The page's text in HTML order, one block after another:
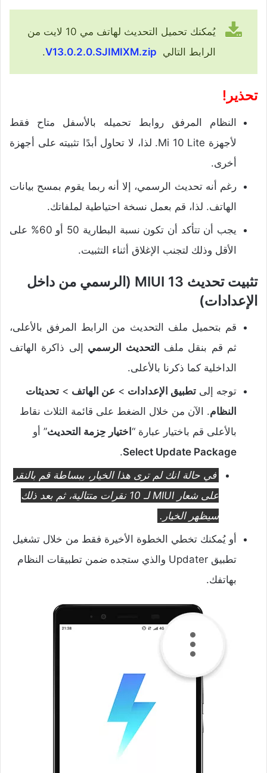
يُمكنك تحميل التحديث لهاتف مي 10 لايت من
الرابط التالي V13.0.2.0.SJIMIXM.zip
.
تحذير!
النظام المرفق روابط تحميله بالأسفل متاح فقط
لأجهزة Mi 10 Lite. لذا، لا تحاول أبدًا تثبيته على أجهزة
أخرى.
رغم أنه تحديث الرسمي، إلا أنه ربما يقوم بمسح بيانات
الهاتف. لذا، قم بعمل نسخة احتياطية لملفاتك.
يجب أن تتأكد أن تكون نسبة البطارية 50 أو 60% على
الأقل وذلك لتجنب الإغلاق أثناء التثبيت.
تثبيت تحديث MIUI 13 (الرسمي من داخل
الإعدادات)
قم بتحميل ملف التحديث من الرابط المرفق بالأعلى،
ثم قم بنقل ملف
التحديث الرسمي إلى ذاكرة الهاتف
الداخلية كما ذكرنا بالأعلى.
توجه إلى تطبيق الإعدادات > عن الهاتف > تحديثات
النظام. الآن من خلال الضغط على قائمة الثلاث نقاط
بالأعلى قم باختيار عبارة “ اختيار حِزمة التحديث” أو
Select Update Package
.
في حالة انك لم ترى هذا الخيار، ببساطة قم بالنقر
على شعار MIUI لـ 10 نقرات متتالية، ثم بعد ذلك
سيظهر الخيار.
أو يُمكنك تخطي الخطوة الأخيرة فقط من خلال تشغيل
تطبيق Updater والذي ستجده ضمن تطبيقات النظام
بهاتفك.